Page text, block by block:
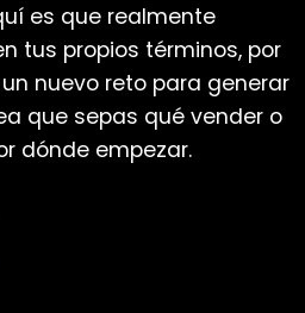
es que realmente
tus propios términos, por
nuevo reto para generar
que sepas qué vender o
dónde empezar.